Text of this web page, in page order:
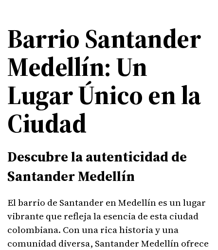
Barrio Santander
Medellín: Un
Lugar Único en la
Ciudad
Descubre la autenticidad de
Santander Medellín
El barrio de Santander en Medellín es un lugar
vibrante que refleja la esencia de esta ciudad
colombiana. Con una rica historia y una
comunidad diversa, Santander Medellín ofrece